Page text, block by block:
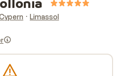
Limassol